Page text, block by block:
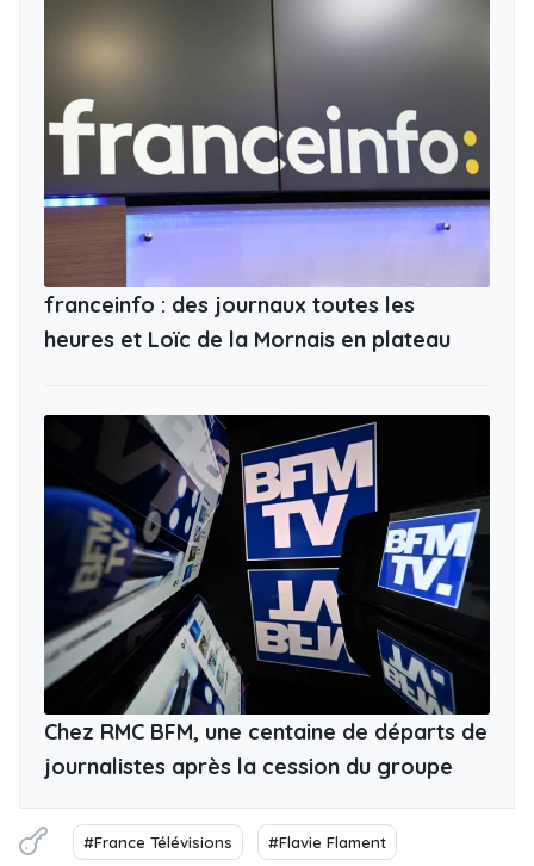
franceinfo : des journaux toutes les
heures et Loïc de la Mornais en plateau
Chez RMC BFM, une centaine de départs de
journalistes après la cession du groupe
#France Télévisions #Flavie Flament